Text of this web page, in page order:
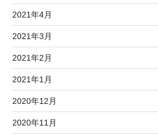
2021年4月
2021年3月
2021年2月
2021年1月
2020年12月
2020年11月